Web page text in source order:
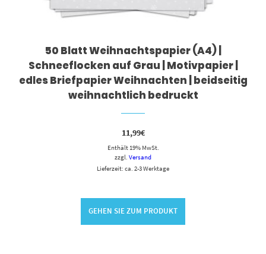
50 Blatt Weihnachtspapier (A4) |
Schneeflocken auf Grau | Motivpapier |
edles Briefpapier Weihnachten | beidseitig
weihnachtlich bedruckt
11,99€
Enthält 19% MwSt.
zzgl. Versand
Lieferzeit: ca. 2-3 Werktage
GEHEN SIE ZUM PRODUKT